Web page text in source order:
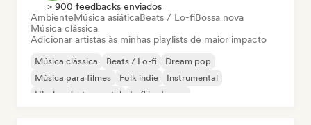
> 900 feedbacks enviados
AmbienteMúsica asiáticaBeats / Lo-fiBossa nova
Música clássica
Adicionar artistas às minhas playlists de maior impacto
Música clássica Beats / Lo-fi
Dream pop
Música para filmes
Folk indie
Instrumental
Hip-hop instrumental
Lofi bedroom